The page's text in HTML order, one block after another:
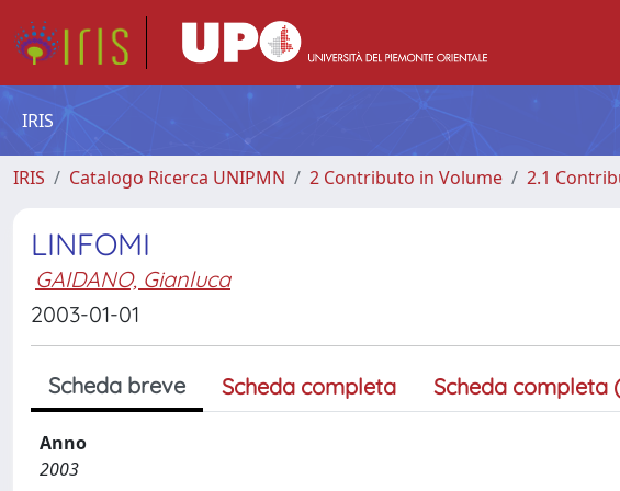
IRIS
IRIS Catalogo Ricerca UNIPMN 2 Contributo in Volume 2.1
LINFOMI
GAIDANO, Gianluca
2003-01-01
Scheda breve Scheda completa Scheda completa
Anno
2003